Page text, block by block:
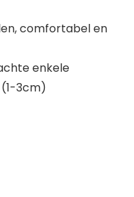
comfortabel en
enkele
3cm)